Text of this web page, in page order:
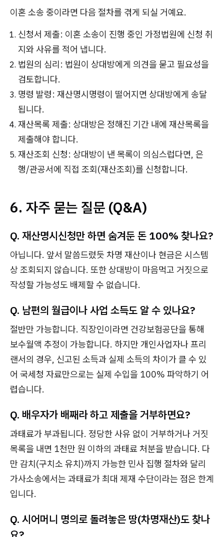
이혼 소송 중이라면 다음 절차를 겪게 되실 거예요.
신청서 제출: 이혼 소송이 진행 중인 가정법원에 신청 취
지와 사유를 적어 냅니다.
법원의 심리: 법원이 상대방에게 의견을 묻고 필요성을
검토합니다.
명령 발령: 재산명시명령이 떨어지면 상대방에게 송달
됩니다.
재산목록 제출: 상대방은 정해진 기간 내에 재산목록을
제출해야 합니다.
재산조회 신청: 상대방이 낸 목록이 의심스럽다면, 은
행/관공서에 직접 조회(재산조회)를 신청합니다.
6. 자주 묻는 질문 (Q&A)
Q. 재산명시신청만 하면 숨겨둔 돈 100% 찾나요?
아닙니다. 앞서 말씀드렸듯 차명 재산이나 현금은 시스템
상 조회되지 않습니다. 또한 상대방이 마음먹고 거짓으로
작성할 가능성도 배제할 수 없습니다.
Q. 남편의 월급이나 사업 소득도 알 수 있나요?
절반만 가능합니다. 직장인이라면 건강보험공단을 통해
보수월액 추정이 가능합니다. 하지만 개인사업자나 프리
랜서의 경우, 신고된 소득과 실제 소득의 차이가 클 수 있
어 국세청 자료만으로는 실제 수입을 100% 파악하기 어
렵습니다.
Q. 배우자가 배째라 하고 제출을 거부하면요?
과태료가 부과됩니다. 정당한 사유 없이 거부하거나 거짓
목록을 내면 1천만 원 이하의 과태료 처분을 받습니다. 다
만 감치(구치소 유치)까지 가능한 민사 집행 절차와 달리
가사소송에서는 과태료가 최대 제재 수단이라는 점은 한계
입니다.
Q. 시어머니 명의로 돌려놓은 땅(차명재산)도 찾나